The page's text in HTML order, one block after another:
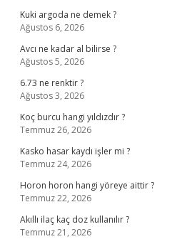
Kuki argoda ne demek ?
Ağustos 6, 2026
Avcı ne kadar al bilirse ?
Ağustos 5, 2026
6.73 ne renktir ?
Ağustos 3, 2026
Koç burcu hangi yıldızdır ?
Temmuz 26, 2026
Kasko hasar kaydı işler mi ?
Temmuz 24, 2026
Horon horon hangi yöreye aittir ?
Temmuz 22, 2026
Akıllı ilaç kaç doz kullanılır ?
Temmuz 21, 2026